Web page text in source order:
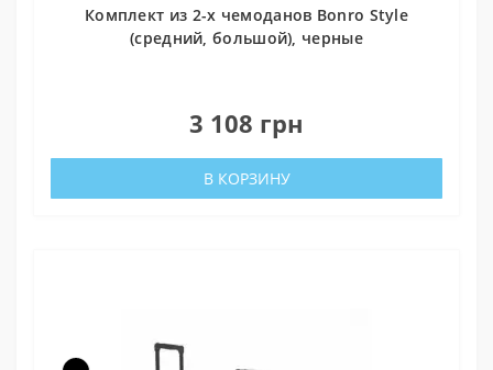
Комплект из 2-х чемоданов Bonro Style
(средний, большой), черные
3 108 грн
В КОРЗИНУ